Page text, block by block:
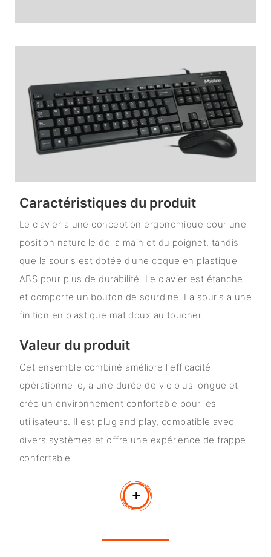
Caractéristiques du produit
Le clavier a une conception ergonomique pour une
position naturelle de la main et du poignet, tandis
que la souris est dotée d'une coque en plastique
ABS pour plus de durabilité. Le clavier est étanche
et comporte un bouton de sourdine. La souris a une
finition en plastique mat doux au toucher.
Valeur du produit
Cet ensemble combiné améliore l'efficacité
opérationnelle, a une durée de vie plus longue et
crée un environnement confortable pour les
utilisateurs. Il est plug and play, compatible avec
divers systèmes et offre une expérience de frappe
confortable.